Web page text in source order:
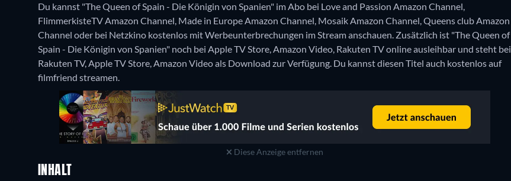
Du kannst "The Queen of Spain - Die Königin von Spanien" im Abo bei Love and Passion Amazon Channel,
FlimmerkisteTV Amazon Channel, Made in Europe Amazon Channel, Mosaik Amazon Channel, Queens club Amazon
Channel oder bei Netzkino kostenlos mit Werbeunterbrechungen im Stream anschauen. Zusätzlich ist "The Queen of
Spain - Die Königin von Spanien" noch bei Apple TV Store, Amazon Video, Rakuten TV online ausleihbar und steht bei
Rakuten TV, Apple TV Store, Amazon Video als Download zur Verfügung. Du kannst diesen Titel auch kostenlos auf
filmfriend streamen.
Diese Anzeige entfernen
INHALT